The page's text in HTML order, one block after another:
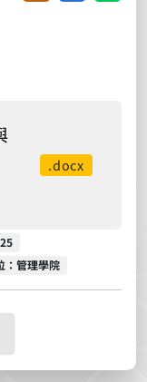
.docx
：管理學院